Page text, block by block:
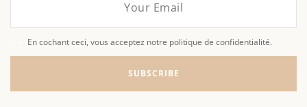
En cochant ceci, vous acceptez notre politique de confidentialité.